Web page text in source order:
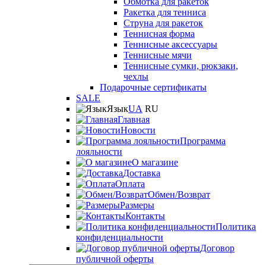
Ракетка для тенниса
Струна для ракеток
Теннисная форма
Теннисные аксессуары
Теннисные мячи
Теннисные сумки, рюкзаки,
чехлы
Подарочные сертификаты
SALE
ЯзыкUA RU
Главная
Новости
Программа
лояльности
О магазине
Доставка
Оплата
Обмен/Возврат
Размеры
Контакты
Политика
конфиденциальности
Договор
публичной оферты